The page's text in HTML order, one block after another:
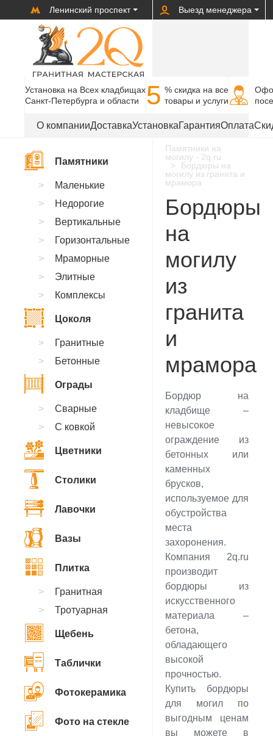
Ленинский проспект Выезд менеджера
Установка на Всех кладбищах
Санкт-Петербурга и области
5 % cкидка на все
товары и услуги
О компанииДоставкаУстановкаГарантияОплата
Памятники на
могилу - 2q.ru
Бордюры на
могилу из гранита и
мрамора
Бордюры
на
могилу
из
гранита
и
мрамора
Бордюр на
кладбище –
невысокое
ограждение из
бетонных или
каменных
брусков,
используемое для
обустройства
места
захоронения.
Компания 2q.ru
производит
бордюры из
искусственного
материала –
бетона,
обладающего
высокой
прочностью.
Купить бордюры
для могил по
выгодным ценам
вы можете в
Памятники
Маленькие
Недорогие
Вертикальные
Горизонтальные
Мраморные
Элитные
Комплексы
Цоколя
Гранитные
Бетонные
Ограды
Сварные
С ковкой
Цветники
Столики
Лавочки
Вазы
Плитка
Гранитная
Тротуарная
Щебень
Таблички
Фотокерамика
Фото на стекле